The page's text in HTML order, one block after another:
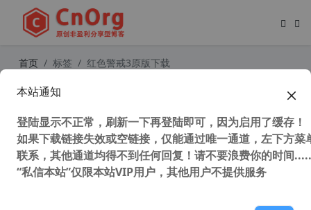
首页 标签 红色警戒3原版下载
win10
本站通知
登陆显示不正常，刷新一下再登陆即可，因为启用了缓存！
如果下载链接失效或空链接，仅能通过唯一通道，左下方菜
联系，其他通道均得不到任何回复！请不要浪费你的时间
“私信本站”仅限本站VIP用户，其他用户不提供服务